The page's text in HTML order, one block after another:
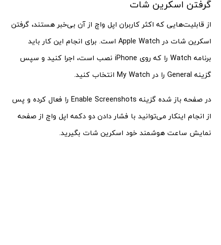
گرفتن اسکرین شات
از قابلیت‌هایی که اکثر کاربران اپل واچ از آن بی‌خبر هستند، گرفتن
اسکرین شات در Apple Watch است. برای انجام این کار باید
برنامه Watch را که روی iPhone نصب است، اجرا کنید و سپس
گزینه General را در My Watch انتخاب کنید.
در صفحه باز شده گزینه Enable Screenshots را فعال کرده و پس
از انجام اینکار می‌توانید با فشار دادن دو دکمه اپل واچ از صفحه
نمایش ساعت هوشمند خود اسکرین شات بگیرید.